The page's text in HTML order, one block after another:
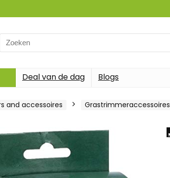
Search
for:
Deal van de dag Blogs
and accessoires Grastrimmeraccessoires